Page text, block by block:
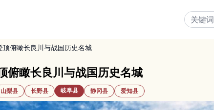
俯瞰长良川与战国历史名城
俯瞰长良川与战国历史名城
山梨县 长野县 岐阜县 静冈县 爱知县